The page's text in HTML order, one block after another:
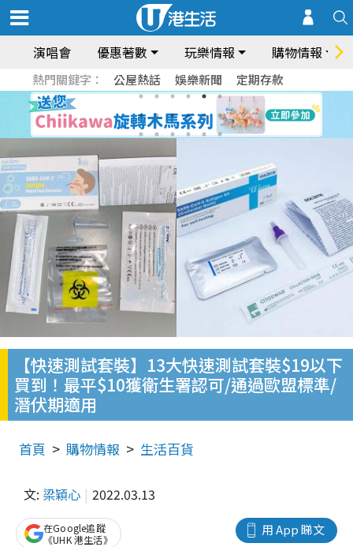
演唱會 優惠著數 玩樂情報 購物情報
熱門關鍵字： 公屋熱話 娛樂新聞 定期存款
【快速測試套裝】13大快速測試套裝$19以下
買到！最平$10獲衛生署認可/通過歐盟標準/
潛伏期適用
首頁 購物情報 生活百貨
文: 梁穎心 2022.03.13
用 App 睇文
在Google追蹤
《UHK 港生活》